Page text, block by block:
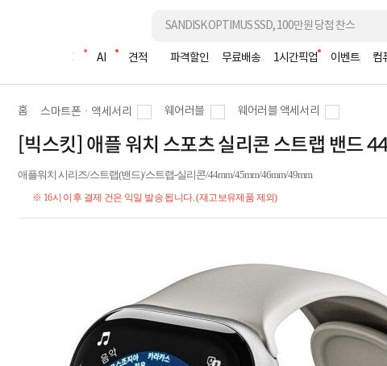
조립PC AI 견적 파격할인 무료배송 1시간픽업 이벤트 컴
홈 스마트폰ㆍ액세서리 웨어러블 웨어러블 액세서리
[빅스킷] 애플 워치 스포츠 실리콘 스트랩 밴
애플워치 시리즈/스트랩(밴드)/스트랩-실리콘/44mm/45mm/46mm/49mm
※ 16시 이후 결제 건은 익일 발송 됩니다. (재고보유제품 제외)